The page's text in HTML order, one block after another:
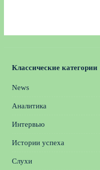
Классические категории
News
Аналитика
Интервью
Истории успеха
Слухи